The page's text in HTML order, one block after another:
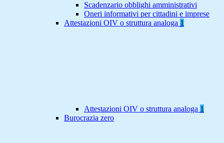
Scadenzario obblighi amministrativi
Oneri informativi per cittadini e imprese
Attestazioni OIV o struttura analoga 1
Attestazioni OIV o struttura analoga 1
Burocrazia zero